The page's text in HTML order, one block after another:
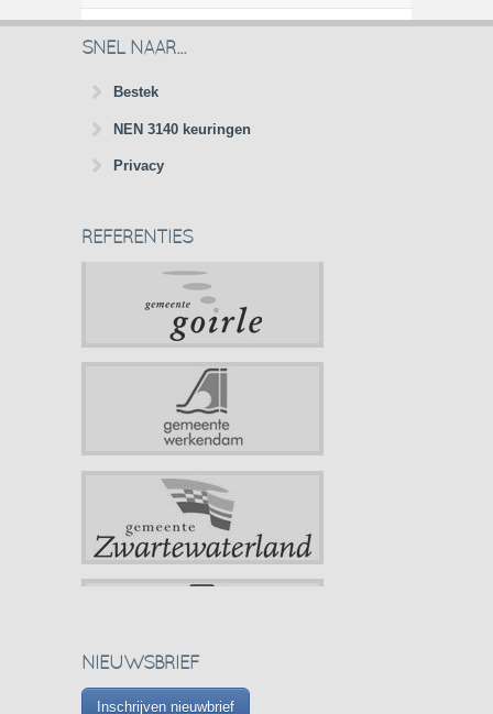
SNEL NAAR...
Bestek
NEN 3140 keuringen
Privacy
REFERENTIES
NIEUWSBRIEF
Inschrijven nieuwbrief